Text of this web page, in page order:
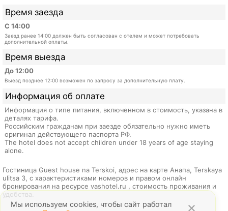
Время заезда
С 14:00
Заезд ранее 14:00 должен быть согласован с отелем и может потребовать
дополнительной оплаты.
Время выезда
До 12:00
Выезд позднее 12:00 возможен по запросу за дополнительную плату.
Информация об оплате
Информация о типе питания, включенном в стоимость, указана в
деталях тарифа.
Российским гражданам при заезде обязательно нужно иметь
оригинал действующего паспорта РФ.
The hotel does not accept children under 18 years of age staying
alone.
Гостиница Guest house na Terskoi, адрес на карте Анапа, Terskaya
ulitsa 3, с характеристиками номеров и правом онлайн
бронирования на ресурсе vashotel.ru , стоимость проживания и
удобства.
Мы используем cookies, чтобы сайт работал